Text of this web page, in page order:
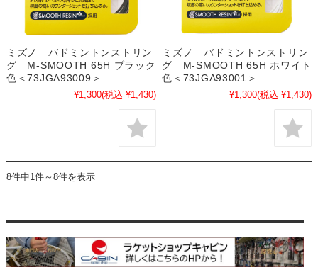
ミズノ バドミントンストリン
グ M-SMOOTH 65H ブラック
色＜73JGA93009＞
¥1,300(税込 ¥1,430)
ミズノ バドミントンストリン
グ M-SMOOTH 65H ホワイト
色＜73JGA93001＞
¥1,300(税込 ¥1,430)
8件中1件～8件を表示